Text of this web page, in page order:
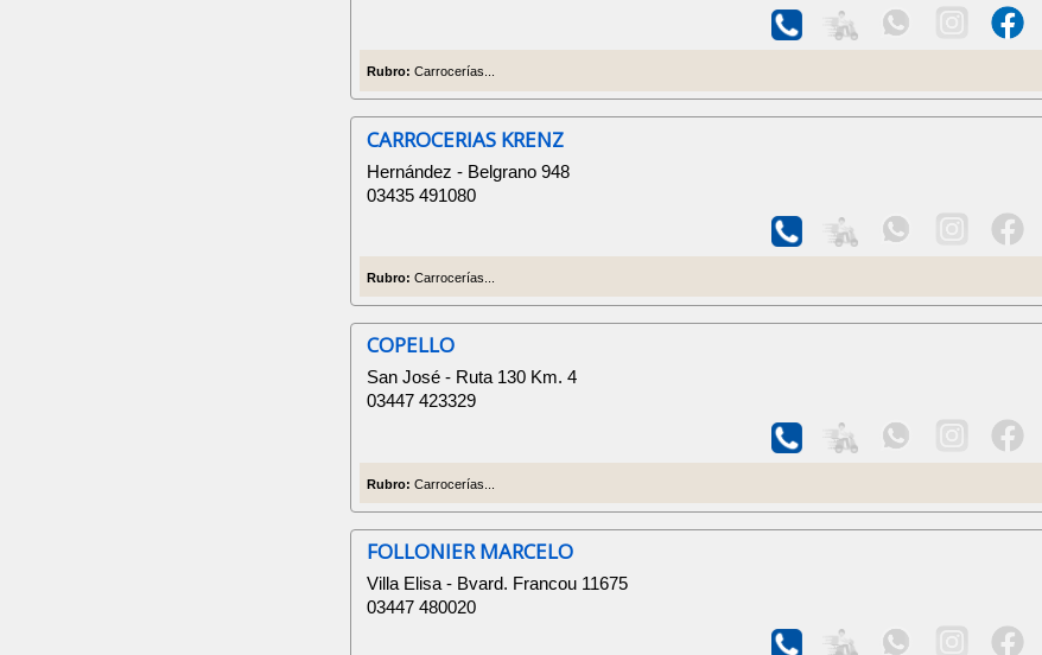
Rubro: Carrocerías...
CARROCERIAS KRENZ
Hernández - Belgrano 948
03435 491080
Rubro: Carrocerías...
COPELLO
San José - Ruta 130 Km. 4
03447 423329
Rubro: Carrocerías...
FOLLONIER MARCELO
Villa Elisa - Bvard. Francou 11675
03447 480020